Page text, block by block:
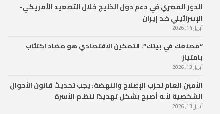
الدور المصري في دعم دول الخليج خلال التصعيد الأمريكي-
الإسرائيلي ضد إيران
أبريل 14, 2026
“مصنعك في بيتك”: التمكين الاقتصادي هو مضاد اكتئاب
بامتياز
أبريل 13, 2026
الأمين العام لحزب الإصلاح والنهضة: يجب تحديث قانون الأحوال
الشخصية لأنه أصبح يشكل تهديدًا لنظام الأسرة
أبريل 13, 2026